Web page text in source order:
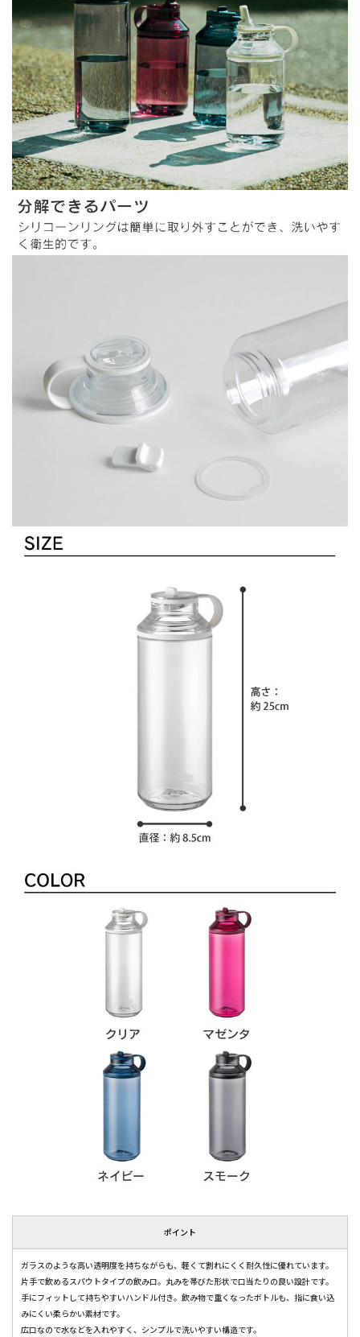
ポイント
ガラスのような高い透明度を持ちながらも、軽くて割れにくく耐久性に優れています。
片手で飲めるスパウトタイプの飲み口。丸みを帯びた形状で口当たりの良い設計です。
手にフィットして持ちやすいハンドル付き。飲み物で重くなったボトルも、指に食い込
みにくい柔らかい素材です。
広口なので水などを入れやすく、シンプルで洗いやすい構造です。